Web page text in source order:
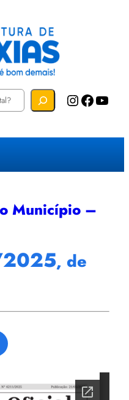
Instagram Facebook YouTube
Município –
, de